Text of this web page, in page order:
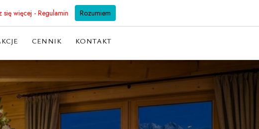
62 191 501 128 298 biuro@willabachledowka.pl
CENNIK KONTAKT
się więcej - Regulamin Rozumiem